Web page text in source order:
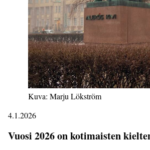
Kuva: Marju Lökström
4.1.2026
Vuosi 2026 on kotimaisten